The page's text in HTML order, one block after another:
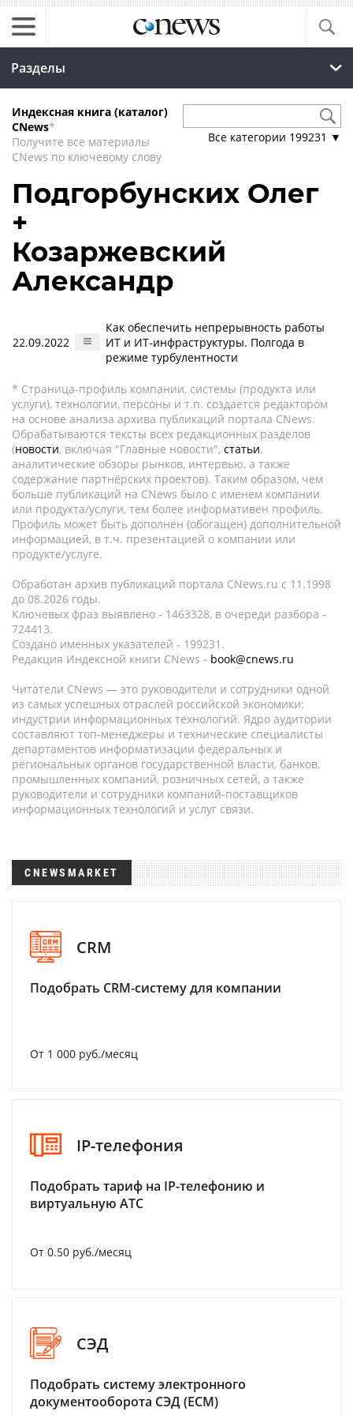
Разделы
Индексная книга (каталог)
CNews*
Получите все материалы
CNews по ключевому слову
Все категории 199231 ▼
Подгорбунских Олег
+
Козаржевский
Александр
22.09.2022
Как обеспечить непрерывность работы
ИТ и ИТ-инфраструктуры. Полгода в
режиме турбулентности
* Страница-профиль компании, системы (продукта или
услуги), технологии, персоны и т.п. создается редактором
на основе анализа архива публикаций портала CNews.
Обрабатываются тексты всех редакционных разделов
(новости, включая "Главные новости", статьи,
аналитические обзоры рынков, интервью, а также
содержание партнёрских проектов). Таким образом, чем
больше публикаций на CNews было с именем компании
или продукта/услуги, тем более информативен профиль.
Профиль может быть дополнен (обогащен) дополнительной
информацией, в т.ч. презентацией о компании или
продукте/услуге.
Обработан архив публикаций портала CNews.ru c 11.1998
до 08.2026 годы.
Ключевых фраз выявлено - 1463328, в очереди разбора -
724413.
Создано именных указателей - 199231.
Редакция Индексной книги CNews - book@cnews.ru
Читатели CNews — это руководители и сотрудники одной
из самых успешных отраслей российской экономики:
индустрии информационных технологий. Ядро аудитории
составляют топ-менеджеры и технические специалисты
департаментов информатизации федеральных и
региональных органов государственной власти, банков,
промышленных компаний, розничных сетей, а также
руководители и сотрудники компаний-поставщиков
информационных технологий и услуг связи.
CNEWSMARKET
CRM
Подобрать CRM-систему для компании
От 1 000 руб./месяц
IP-телефония
Подобрать тариф на IP-телефонию и
виртуальную АТС
От 0.50 руб./месяц
СЭД
Подобрать систему электронного
документооборота СЭД (ECM)